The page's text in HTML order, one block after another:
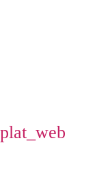
plat_web